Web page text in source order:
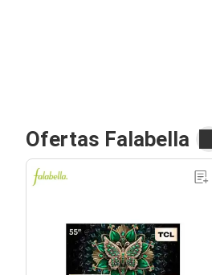
Ofertas Falabella